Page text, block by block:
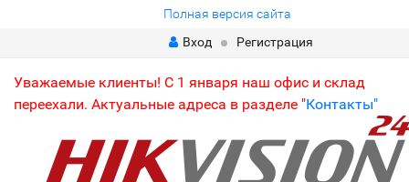
Полная версия сайта
Вход
Регистрация
Уважаемые клиенты! С 1 января наш офис и склад
переехали. Актуальные адреса в разделе "Контакты"